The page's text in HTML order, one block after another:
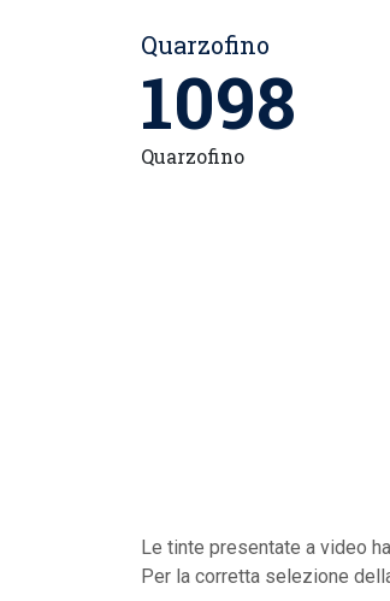
Quarzofino
1098
Quarzofino
Le tinte presentate a video
Per la corretta selezione